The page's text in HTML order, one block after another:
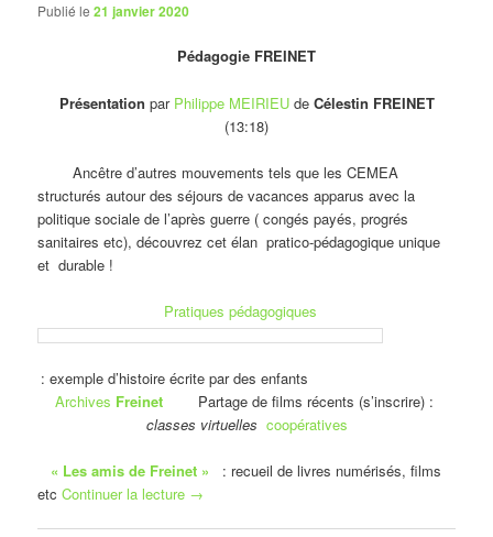
Publié le21 janvier 2020
Pédagogie FREINET
Présentation par Philippe MEIRIEUde Célestin FREINET
(13:18)
Ancêtre d’autres mouvements tels que les CEMEA
structurés autour des séjours de vacances apparus avec la
politique sociale de l’après guerre ( congés payés, progrés
sanitaires etc), découvrez cet élan pratico-pédagogique unique
et durable !
Pratiques pédagogiques
: exemple d’histoire écrite par des enfants
Archives Freinet Partage de films récents (s’inscrire) :
classes virtuelles coopératives
« Les amis de Freinet »
: recueil de livres numérisés, films
etcContinuer la lecture →